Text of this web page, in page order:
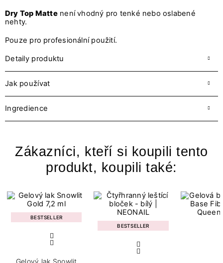
Dry Top Mattenení vhodný pro tenké nebo oslabené
nehty.
Pouze pro profesionální použití.
Detaily produktu
Jak používat
Ingredience
Zákazníci, kteří si koupili tento
produkt, koupili také:
BESTSELLER
Gelový lak Snowlit
BESTSELLER